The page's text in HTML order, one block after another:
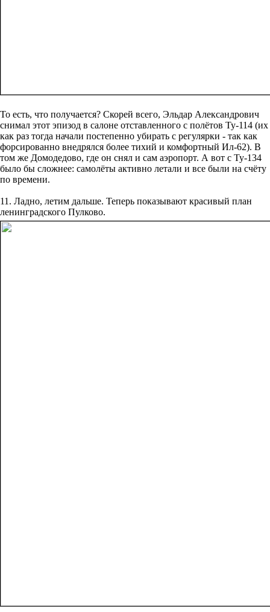
То есть, что получается? Скорей всего, Эльдар Александрович
снимал этот эпизод в салоне отставленного с полётов Ту-114 (их
как раз тогда начали постепенно убирать с регулярки - так как
форсированно внедрялся более тихий и комфортный Ил-62). В
том же Домодедово, где он снял и сам аэропорт. А вот с Ту-134
было бы сложнее: самолёты активно летали и все были на счёту
по времени.
11. Ладно, летим дальше. Теперь показывают красивый план
ленинградского Пулково.